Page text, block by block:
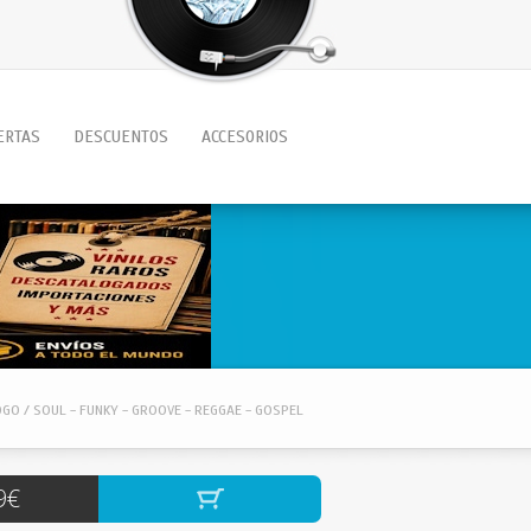
DESCUENTOS ACCESORIOS
/ SOUL - FUNKY - GROOVE - REGGAE - GOSPEL